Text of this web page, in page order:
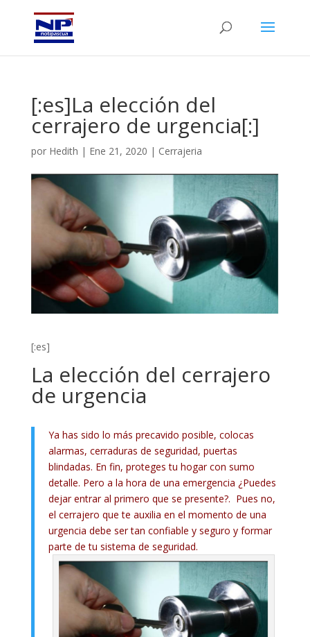
[:es]La elección del
cerrajero de urgencia[:]
por Hedith | Ene 21, 2020 | Cerrajeria
[:es]
La elección del cerrajero
de urgencia
Ya has sido lo más precavido posible, colocas
alarmas, cerraduras de seguridad, puertas
blindadas. En fin, proteges tu hogar con sumo
detalle. Pero a la hora de una emergencia ¿Puedes
dejar entrar al primero que se presente?. Pues no,
el cerrajero que te auxilia en el momento de una
urgencia debe ser tan confiable y seguro y formar
parte de tu sistema de seguridad.